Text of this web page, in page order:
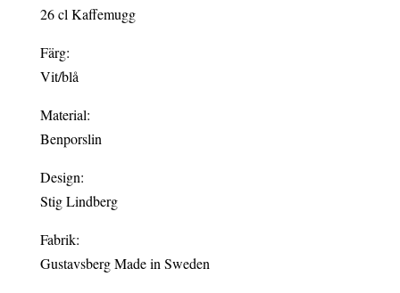
26 cl Kaffemugg
Färg:
Vit/blå
Material:
Benporslin
Design:
Stig Lindberg
Fabrik:
Gustavsberg Made in Sweden